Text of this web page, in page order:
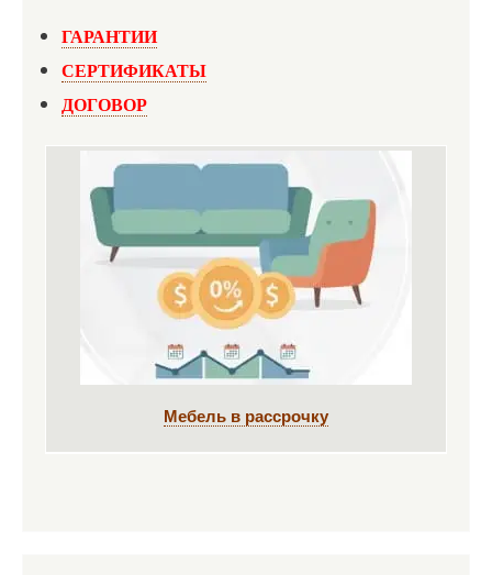
ГАРАНТИИ
СЕРТИФИКАТЫ
ДОГОВОР
Мебель в рассрочку